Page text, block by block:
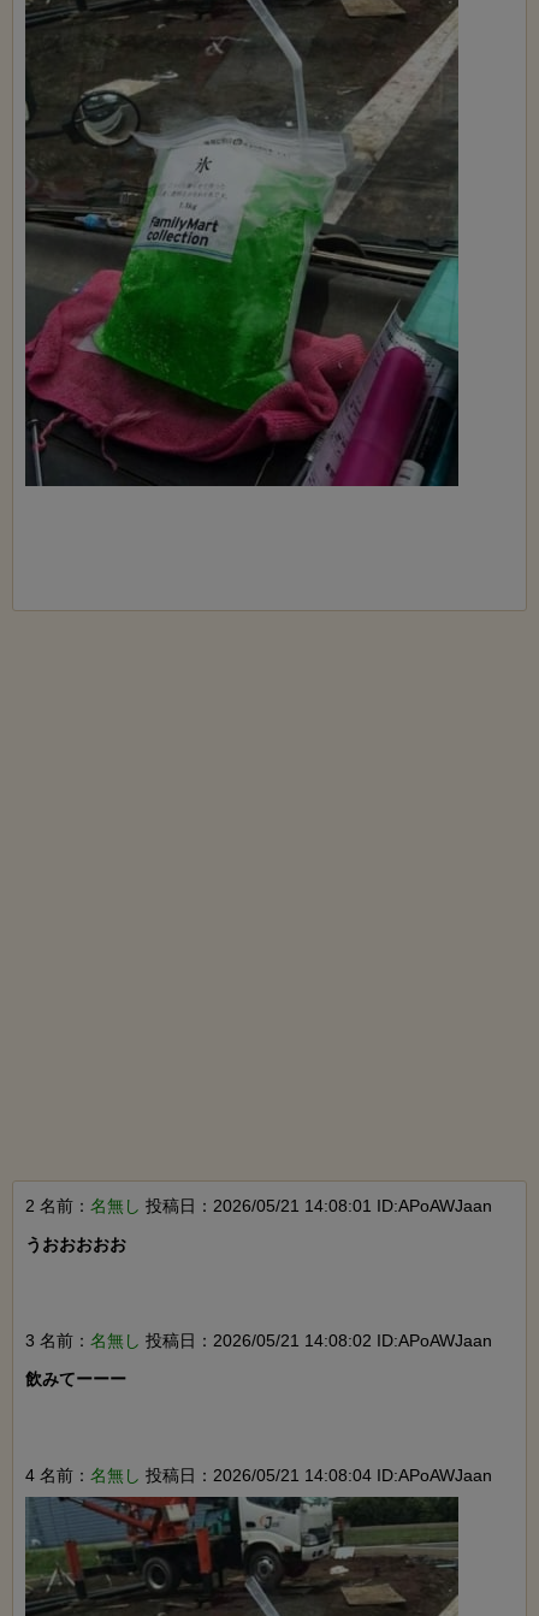
2 名前： 名無し 投稿日：2026/05/21 14:08:01 ID:APoAWJaan
うおおおおお
3 名前： 名無し 投稿日：2026/05/21 14:08:02 ID:APoAWJaan
飲みてーーー
4 名前： 名無し 投稿日：2026/05/21 14:08:04 ID:APoAWJaan